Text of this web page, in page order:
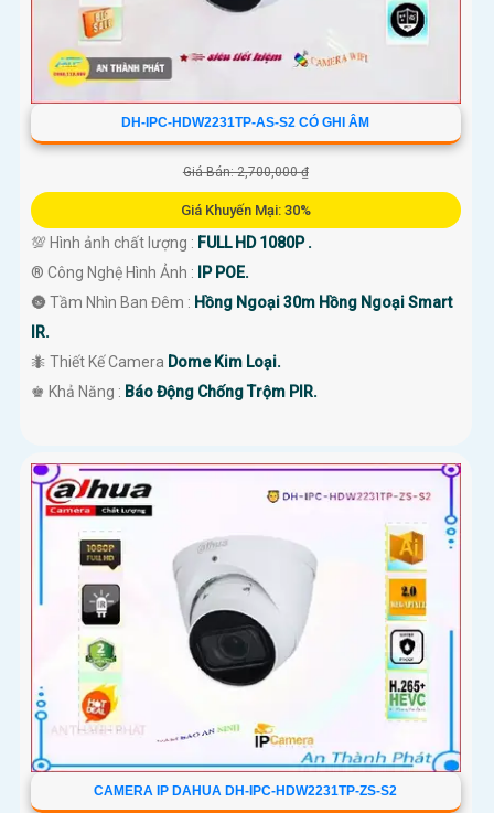
DH-IPC-HDW2231TP-AS-S2 CÓ GHI ÂM
Giá Bán: 2,700,000 ₫
Giá Khuyến Mại: 30%
💯 Hình ảnh chất lượng : FULL HD 1080P .
®️ Công Nghệ Hình Ảnh :
IP POE.
🌚 Tầm Nhìn Ban Đêm : Hồng Ngoại 30m Hồng Ngoại Smart
IR.
🐜 Thiết Kế Camera Dome Kim Loại.
️♚ Khả Năng : Báo Động Chống Trộm PIR.
CAMERA IP DAHUA DH-IPC-HDW2231TP-ZS-S2